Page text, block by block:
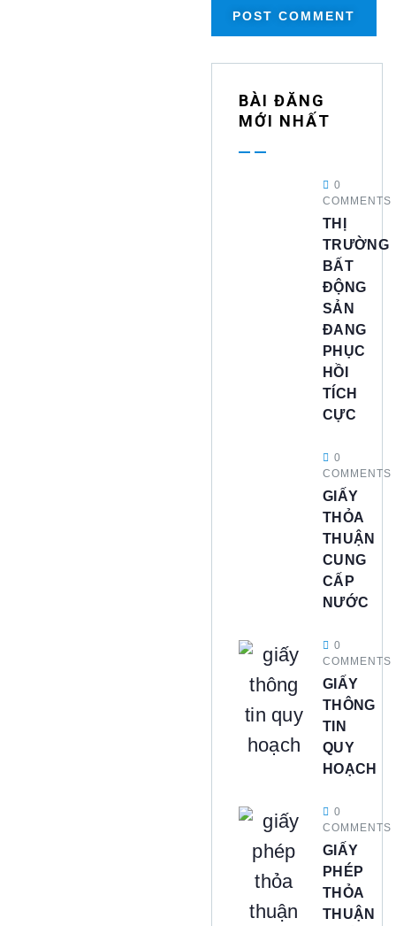
BÀI ĐĂNG
MỚI NHẤT
0
COMMENTS
THỊ
TRƯỜNG
BẤT
ĐỘNG
SẢN
ĐANG
PHỤC
HỒI
TÍCH
CỰC
0
COMMENTS
GIẤY
THỎA
THUẬN
CUNG
CẤP
NƯỚC
0
COMMENTS
GIẤY
THÔNG
TIN
QUY
HOẠCH
0
COMMENTS
GIẤY
PHÉP
THỎA
THUẬN